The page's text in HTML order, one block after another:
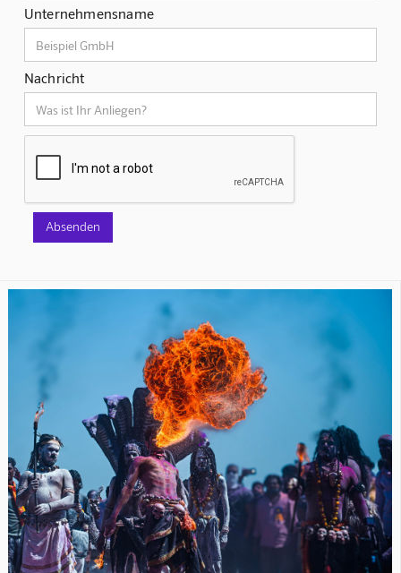
Unternehmensname
Nachricht